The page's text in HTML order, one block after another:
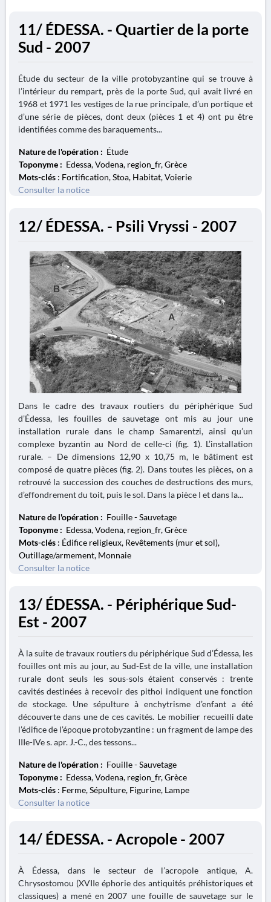
11/ ÉDESSA. - Quartier de la porte
Sud - 2007
Étude du secteur de la ville protobyzantine qui se trouve à
l’intérieur du rempart, près de la porte Sud, qui avait livré en
1968 et 1971 les vestiges de la rue principale, d’un portique et
d’une série de pièces, dont deux (pièces 1 et 4) ont pu être
identifiées comme des baraquements...
Nature de l'opération : Étude
Toponyme : Edessa, Vodena, region_fr, Grèce
Mots-clés : Fortification, Stoa, Habitat, Voierie
Consulter la notice
12/ ÉDESSA. - Psili Vryssi - 2007
Dans le cadre des travaux routiers du périphérique Sud
d’Édessa, les fouilles de sauvetage ont mis au jour une
installation rurale dans le champ Samarentzi, ainsi qu’un
complexe byzantin au Nord de celle-ci (fig. 1). L’installation
rurale. – De dimensions 12,90 x 10,75 m, le bâtiment est
composé de quatre pièces (fig. 2). Dans toutes les pièces, on a
retrouvé la succession des couches de destructions des murs,
d’effondrement du toit, puis le sol. Dans la pièce I et dans la...
Nature de l'opération : Fouille - Sauvetage
Toponyme : Edessa, Vodena, region_fr, Grèce
Mots-clés : Édifice religieux, Revêtements (mur et sol),
Outillage/armement, Monnaie
Consulter la notice
13/ ÉDESSA. - Périphérique Sud-
Est - 2007
À la suite de travaux routiers du périphérique Sud d’Édessa, les
fouilles ont mis au jour, au Sud-Est de la ville, une installation
rurale dont seuls les sous-sols étaient conservés : trente
cavités destinées à recevoir des pithoi indiquent une fonction
de stockage. Une sépulture à enchytrisme d’enfant a été
découverte dans une de ces cavités. Le mobilier recueilli date
l’édifice de l’époque protobyzantine : un fragment de lampe des
IIIe-IVe s. apr. J.-C., des tessons...
Nature de l'opération : Fouille - Sauvetage
Toponyme : Edessa, Vodena, region_fr, Grèce
Mots-clés : Ferme, Sépulture, Figurine, Lampe
Consulter la notice
14/ ÉDESSA. - Acropole - 2007
À Édessa, dans le secteur de l’acropole antique, A.
Chrysostomou (XVIIe éphorie des antiquités préhistoriques et
classiques) a mené en 2007 une fouille de sauvetage sur le